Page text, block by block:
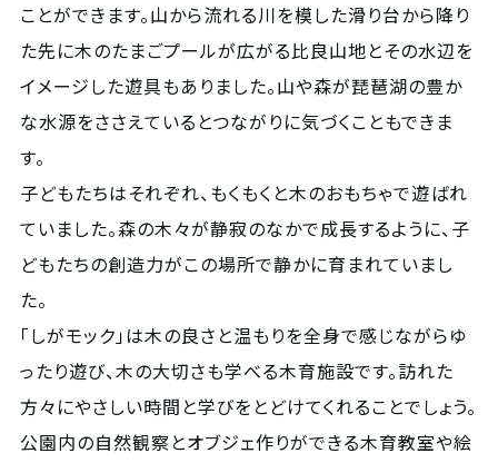
ことができます。山から流れる川を模した滑り台から降り
た先に木のたまごプールが広がる比良山地とその水辺を
イメージした遊具もありました。山や森が琵琶湖の豊か
な水源をささえているとつながりに気づくこともできま
す。
子どもたちはそれぞれ、もくもくと木のおもちゃで遊ばれ
ていました。森の木々が静寂のなかで成長するように、子
どもたちの創造力がこの場所で静かに育まれていまし
た。
「しがモック」は木の良さと温もりを全身で感じながらゆ
ったり遊び、木の大切さも学べる木育施設です。訪れた
方々にやさしい時間と学びをとどけてくれることでしょう。
公園内の自然観察とオブジェ作りができる木育教室や絵